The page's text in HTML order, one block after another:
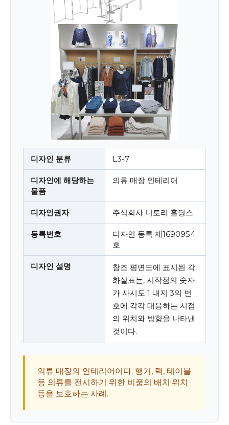
디자인 분류 L3-7
디자인에 해당하는
물품
의류 매장 인테리어
디자인권자 주식회사 니토리 홀딩스
등록번호
디자인 등록 제1690954
호
디자인 설명
참조 평면도에 표시된 각
화살표는, 시작점의 숫자
가 사시도 1 내지 3의 번
호에 각각 대응하는 시점
의 위치와 방향을 나타낸
것이다.
의류 매장의 인테리어이다. 행거, 랙, 테이블
등 의류를 전시하기 위한 비품의 배치·위치
등을 보호하는 사례.